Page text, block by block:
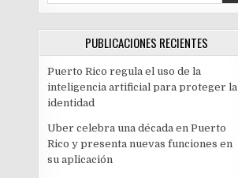
PUBLICACIONES RECIENTES
Puerto Rico regula el uso de la
inteligencia artificial para proteger la
identidad
Uber celebra una década en Puerto
Rico y presenta nuevas funciones en
su aplicación